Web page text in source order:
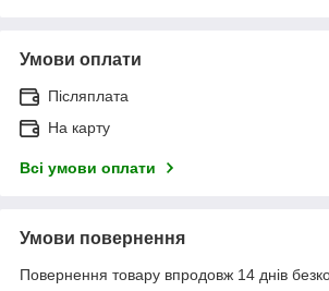
Умови оплати
Післяплата
На карту
Всі умови оплати
Умови повернення
Повернення товару впродовж 14 днів